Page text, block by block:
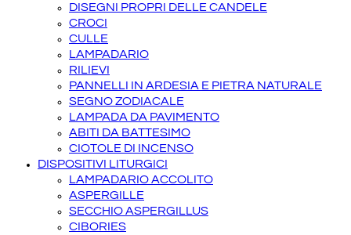
DISEGNI PROPRI DELLE CANDELE
CROCI
CULLE
LAMPADARIO
RILIEVI
PANNELLI IN ARDESIA E PIETRA NATURALE
SEGNO ZODIACALE
LAMPADA DA PAVIMENTO
ABITI DA BATTESIMO
CIOTOLE DI INCENSO
DISPOSITIVI LITURGICI
LAMPADARIO ACCOLITO
ASPERGILLE
SECCHIO ASPERGILLUS
CIBORIES